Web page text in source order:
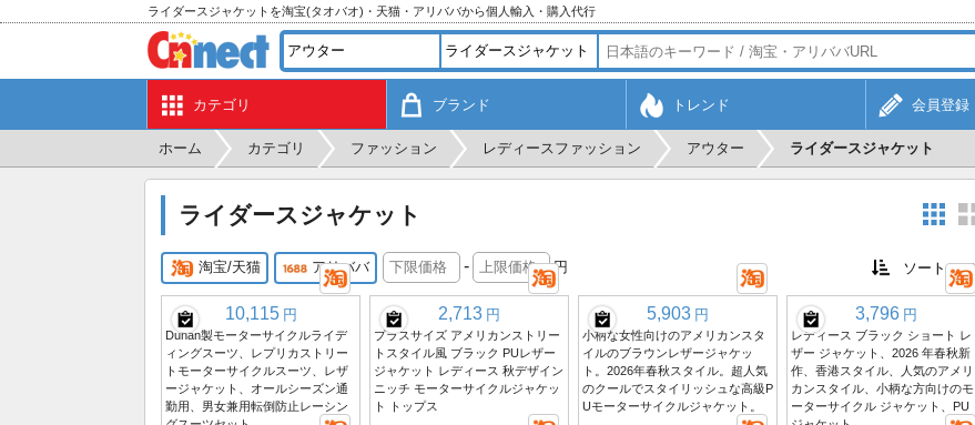
ライダースジャケットを淘宝(タオバオ)・天猫・アリババから個人輸入・購入代行
カテゴリ ブランド トレンド 会員登録
ホーム カテゴリ ファッション レディースファッション アウター ライダースジャケット
ライダースジャケット
淘宝/天猫 アリババ - 円
10,115 円
Duhan製モーターサイクルライデ
ィングスーツ、レプリカストリー
トモーターサイクルスーツ、レザ
ージャケット、オールシーズン通
勤用、男女兼用転倒防止レーシン
2,713 円
プラスサイズ アメリカンストリー
トスタイル風 ブラック PUレザー
ジャケット レディース 秋デザイン
ニッチ モーターサイクルジャケッ
ト トップス
5,903 円
小柄な女性向けのアメリカンスタ
イルのブラウンレザージャケッ
ト。2026年春秋スタイル。超人気
のクールでスタイリッシュな高級P
Uモーターサイクルジャケット。
3,796 円
レディース ブラック ショート レ
ザー ジャケット、2026 年春秋新
作、香港スタイル、人気のアメリ
カンスタイル、小柄な方向けのモ
ーターサイクル ジャケット、PU